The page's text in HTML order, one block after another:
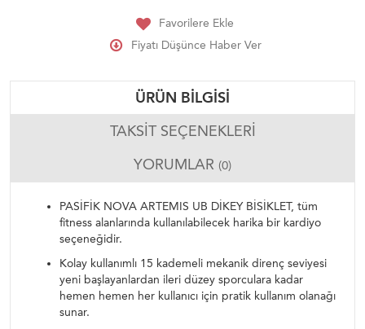
Favorilere Ekle
Fiyatı Düşünce Haber Ver
ÜRÜN BILGISI
TAKSIT SEÇENEKLERI
YORUMLAR (0)
PASİFİK NOVA ARTEMIS UB DİKEY BİSİKLET, tüm
fitness alanlarında kullanılabilecek harika bir kardiyo
seçeneğidir.
Kolay kullanımlı 15 kademeli mekanik direnç seviyesi
yeni başlayanlardan ileri düzey sporculara kadar
hemen hemen her kullanıcı için pratik kullanım olanağı
sunar.